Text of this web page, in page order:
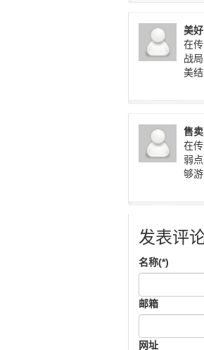
美
在
战
美结
售
在
弱
够
发表评
名称(*)
邮箱
网址